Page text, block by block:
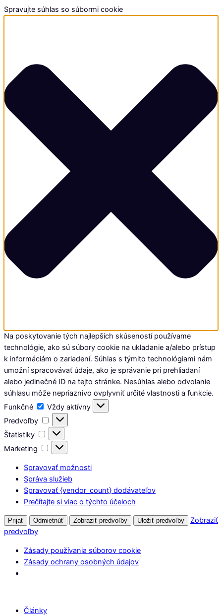
Spravujte súhlas so súbormi cookie
Na poskytovanie tých najlepších skúseností používame
technológie, ako sú súbory cookie na ukladanie a/alebo prístup
k informáciám o zariadení. Súhlas s týmito technológiami nám
umožní spracovávať údaje, ako je správanie pri prehliadaní
alebo jedinečné ID na tejto stránke. Nesúhlas alebo odvolanie
súhlasu môže nepriaznivo ovplyvniť určité vlastnosti a funkcie.
Funkčné
Funkčné
Vždy aktívny
Predvoľby
Predvoľby
Štatistiky
Štatistiky
Marketing
Marketing
Spravovať možnosti
Správa služieb
Spravovať {vendor_count} dodávateľov
Prečítajte si viac o týchto účeloch
Prijať Odmietnúť Zobraziť predvoľby Uložiť predvoľby
Zobraziť
predvoľby
Zásady používania súborov cookie
Zásady ochrany osobných údajov
Články